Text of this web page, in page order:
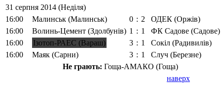
31 серпня 2014 (Неділя)
16:00
Малинськ (Малинськ) 0 : 2
ОДЕК (Оржів)
16:00
Волинь-Цемент (Здолбунів) 1 : 1
ФК Садове (Садове)
16:00
Ізотоп-РАЕС (Вараш) 3 : 1
Сокіл (Радивилів)
16:00
Маяк (Сарни) 3 : 1
Случ (Березне)
Не грають: Гоща-АМАКО (Гоща)
наверх